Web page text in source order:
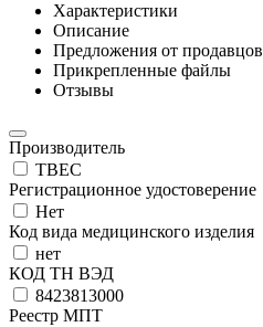
Характеристики
Описание
Предложения от продавцов
Прикрепленные файлы
Отзывы
Производитель
ТВЕС
Регистрационное удостоверение
Нет
Код вида медицинского изделия
нет
КОД ТН ВЭД
8423813000
Реестр МПТ